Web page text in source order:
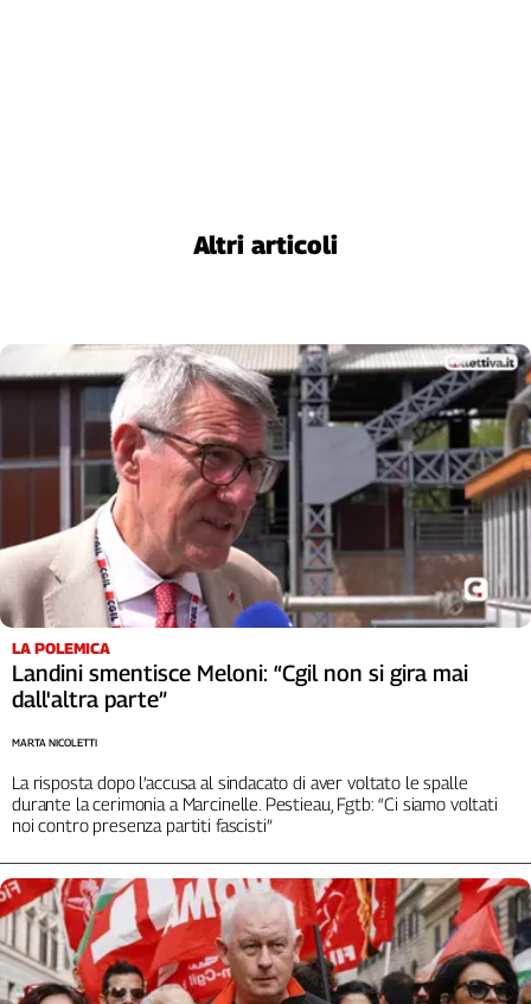
Altri articoli
LA POLEMICA
Landini smentisce Meloni: “Cgil non si gira mai
dall'altra parte”
La risposta dopo l’accusa al sindacato di aver voltato le spalle
durante la cerimonia a Marcinelle. Pestieau, Fgtb: “Ci siamo voltati
noi contro presenza partiti fascisti”
MARTA NICOLETTI